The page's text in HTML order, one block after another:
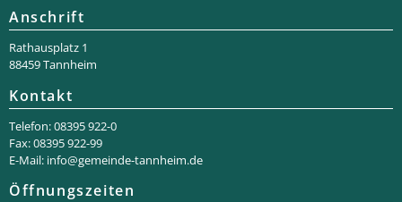
Anschrift
Rathaus­platz 1
88459 Tannheim
Kontakt
Telefon: 08395 922-0
Fax: 08395 922-99
E-Mail: info@gemeinde-tannheim.de
Öffnungszeiten